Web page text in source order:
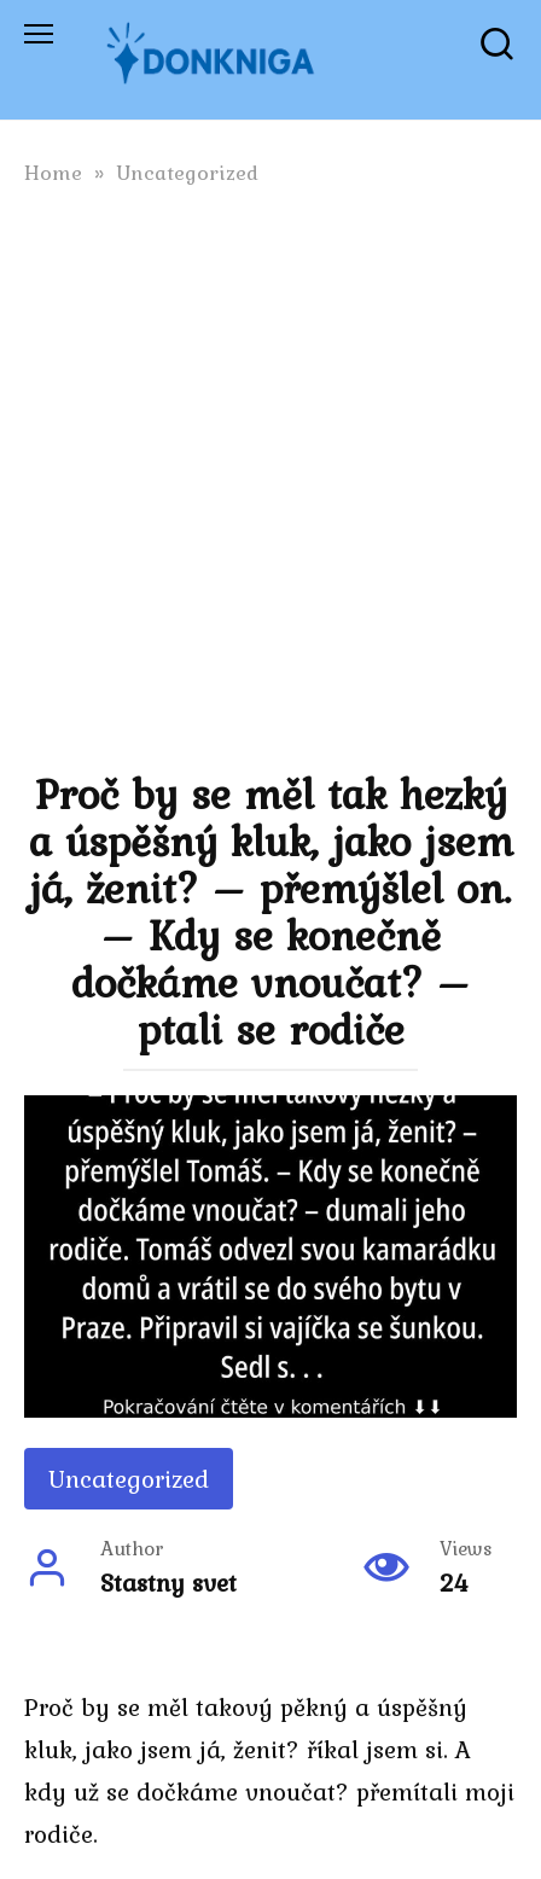
Skip
Home » Uncategorized
Proč by se měl tak hezký
a úspěšný kluk, jako jsem
já, ženit? – přemýšlel on.
– Kdy se konečně
dočkáme vnoučat? –
ptali se rodiče
Uncategorized
Author
Stastny svet
Views
24
Proč by se měl takový pěkný a úspěšný
kluk, jako jsem já, ženit? říkal jsem si. A
kdy už se dočkáme vnoučat? přemítali moji
rodiče.